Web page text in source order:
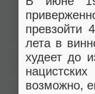
превзойти
лета в
худеет до
возможно,